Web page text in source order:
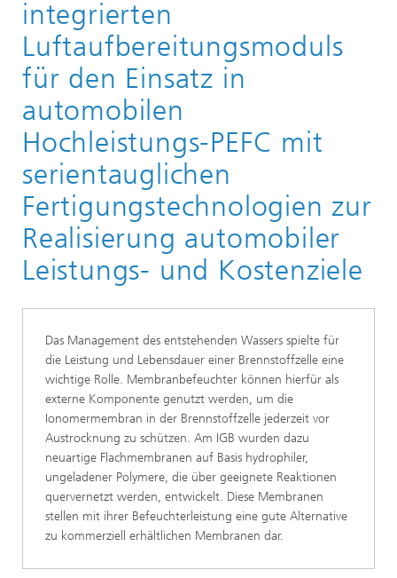
integrierten
Luftaufbereitungsmoduls
für den Einsatz in
automobilen
Hochleistungs-PEFC mit
serientauglichen
Fertigungstechnologien zur
Realisierung automobiler
Leistungs- und Kostenziele
Das Management des entstehenden Wassers spielte für
die Leistung und Lebensdauer einer Brennstoffzelle eine
wichtige Rolle. Membranbefeuchter können hierfür als
externe Komponente genutzt werden, um die
Ionomermembran in der Brennstoffzelle jederzeit vor
Austrocknung zu schützen. Am IGB wurden dazu
neuartige Flachmembranen auf Basis hydrophiler,
ungeladener Polymere, die über geeignete Reaktionen
quervernetzt werden, entwickelt. Diese Membranen
stellen mit ihrer Befeuchterleistung eine gute Alternative
zu kommerziell erhältlichen Membranen dar.